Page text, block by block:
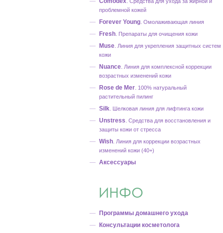
проблемной кожей
Forever Young. Омолаживающая линия
Fresh. Препараты для очищения кожи
Muse. Линия для укрепления защитных систем
кожи
Nuance. Линия для комплексной коррекции
возрастных изменений кожи
Rose de Mer. 100% натуральный
растительный пилинг
Silk. Шелковая линия для лифтинга кожи
Unstress. Средства для восстановления и
защиты кожи от стресса
Wish. Линия для коррекции возрастных
изменений кожи (40+)
Аксессуары
ИНФО
Программы домашнего ухода
Консультации косметолога